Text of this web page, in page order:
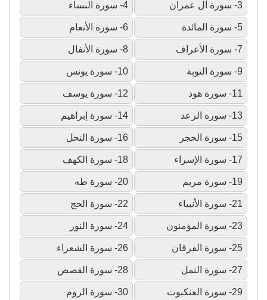
3- سورة آل عمران 4- سورة النساء
5- سورة المائدة 6- سورة الأنعام
7- سورة الأعراف 8- سورة الأنفال
9- سورة التوبة 10- سورة يونس
11- سورة هود 12- سورة يوسف
13- سورة الرعد 14- سورة إبراهيم
15- سورة الحجر 16- سورة النحل
17- سورة الإسراء 18- سورة الكهف
19- سورة مريم 20- سورة طه
21- سورة الأنبياء 22- سورة الحج
23- سورة المؤمنون 24- سورة النور
25- سورة الفرقان 26- سورة الشعراء
27- سورة النمل 28- سورة القصص
29- سورة العنكبوت 30- سورة الروم